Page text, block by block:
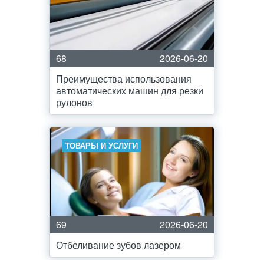
68
2026-06-20
Преимущества использования
автоматических машин для резки
рулонов
ТОВАРЫ И УСЛУГИ
69
2026-06-20
Отбеливание зубов лазером